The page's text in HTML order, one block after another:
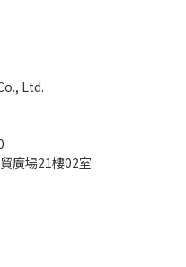
Ltd.
廣場21樓02室